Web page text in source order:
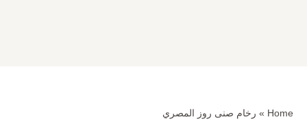
Home
» رخام صنى روز المصري